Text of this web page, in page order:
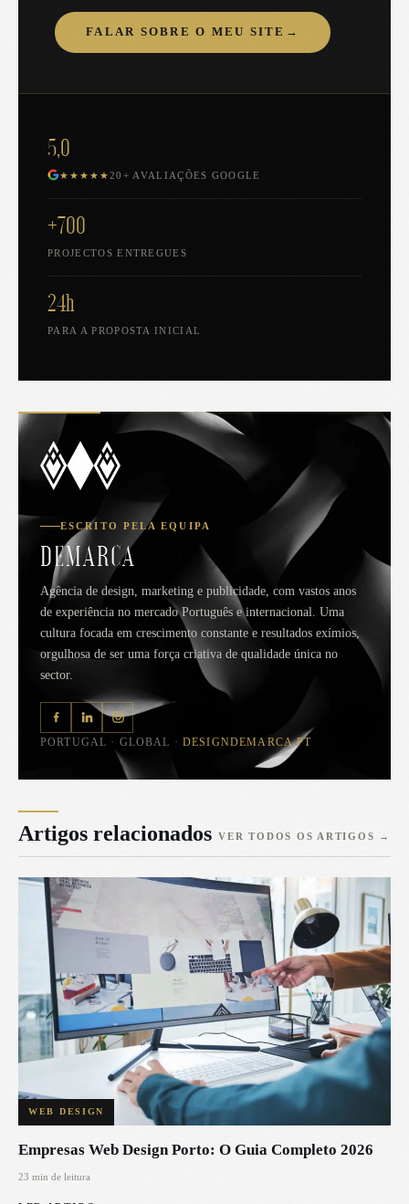
FALAR SOBRE O MEU SITE →
5,0
★★★★★20+ AVALIAÇÕES GOOGLE
+700
PROJECTOS ENTREGUES
24h
PARA A PROPOSTA INICIAL
ESCRITO PELA EQUIPA
DEMARCA
Agência de design, marketing e publicidade, com vastos anos
de experiência no mercado Português e internacional. Uma
cultura focada em crescimento constante e resultados exímios,
orgulhosa de ser uma força criativa de qualidade única no
sector.
PORTUGAL · GLOBAL · DESIGNDEMARCA.PT
Artigos relacionados VER TODOS OS ARTIGOS →
WEB DESIGN
Empresas Web Design Porto: O Guia Completo 2026
23 min de leitura